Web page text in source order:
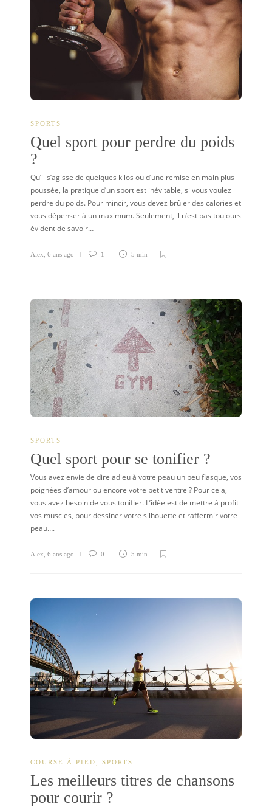
SPORTS
Quel sport pour perdre du poids
?
Qu’il s’agisse de quelques kilos ou d’une remise en main plus
poussée, la pratique d’un sport est inévitable, si vous voulez
perdre du poids. Pour mincir, vous devez brûler des calories et
vous dépenser à un maximum. Seulement, il n’est pas toujours
évident de savoir…
Alex 6 ans ago 1 5 min
SPORTS
Quel sport pour se tonifier ?
Vous avez envie de dire adieu à votre peau un peu flasque, vos
poignées d’amour ou encore votre petit ventre ? Pour cela,
vous avez besoin de vous tonifier. L’idée est de mettre à profit
vos muscles, pour dessiner votre silhouette et raffermir votre
peau….
Alex 6 ans ago 0 5 min
COURSE À PIED, SPORTS
Les meilleurs titres de chansons
pour courir ?